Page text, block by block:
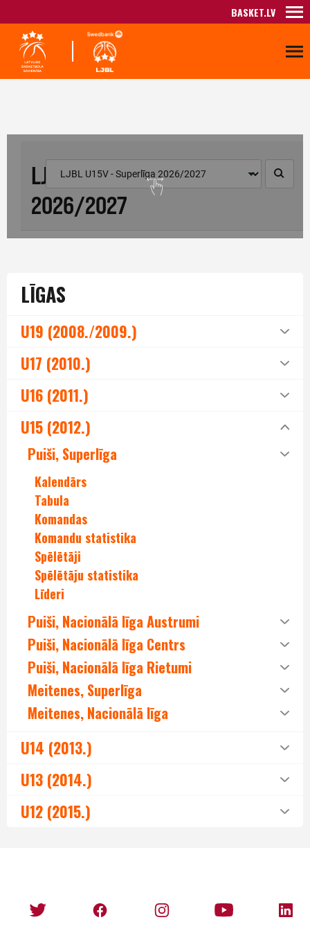
BASKET.LV
LĪGAS
U19 (2008./2009.)
U17 (2010.)
U16 (2011.)
U15 (2012.)
Puiši, Superlīga
Kalendārs
Tabula
Komandas
Komandu statistika
Spēlētāji
Spēlētāju statistika
Līderi
Puiši, Nacionālā līga Austrumi
Puiši, Nacionālā līga Centrs
Puiši, Nacionālā līga Rietumi
Meitenes, Superlīga
Meitenes, Nacionālā līga
U14 (2013.)
U13 (2014.)
U12 (2015.)